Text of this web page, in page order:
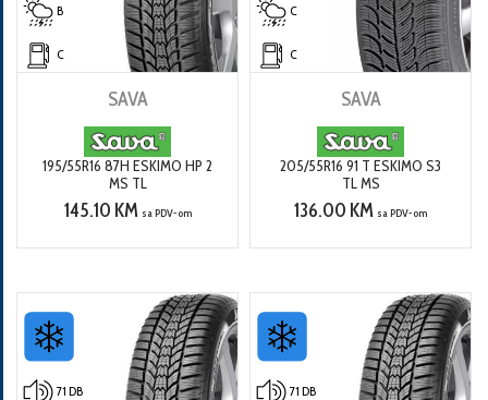
B
C
SAVA
195/55R16 87H ESKIMO HP 2
MS TL
145.10 KM sa PDV-om
C
C
SAVA
205/55R16 91 T ESKIMO S3
TL MS
136.00 KM sa PDV-om
71 DB 71 DB